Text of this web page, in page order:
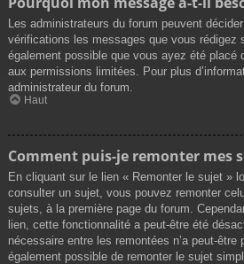
Les administrateurs du forum peuvent
vérifications les messages que vous rédigez
également possible que vous ayez été placé
aux permissions limitées. Pour plus
administrateur du forum.
Haut
Comment puis-je remonter mes
En cliquant sur le lien « Remonter le sujet »
consulter un sujet, vous pouvez remonter
sujets, à la première page du forum.
lien, cette fonctionnalité a peut-être été
nécessaire entre les remontées n’a peut-
également possible de remonter le sujet